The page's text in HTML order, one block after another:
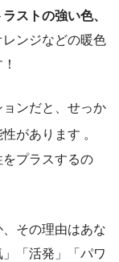
ストの強い色、
ンジなどの暖色
ンだと、せっか
があります 。
プラスするの
その理由はあな
「活発」「パワ